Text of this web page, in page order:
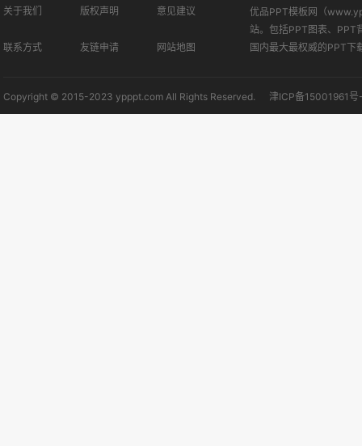
关于我们 版权声明 意见建议
联系方式 友链申请 网站地图
优品PPT模板网（
站。包括PPT图表、PPT
国内最大最权威的PPT下
Copyright © 2015-2023 ypppt.com All Rights Reserved. 津ICP备15001961号